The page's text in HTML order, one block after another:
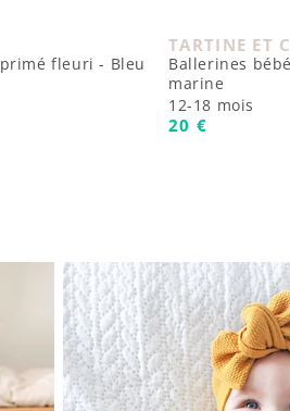
fleuri - Bleu
Fournisseur :
TARTINE ET
Ballerines
marine
12-18 mois
Prix habituel
20 €